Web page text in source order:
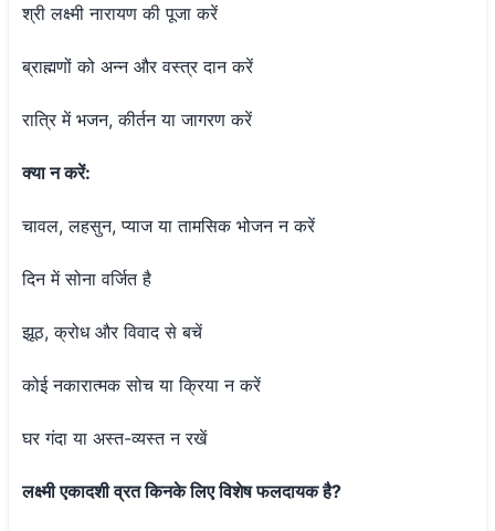
श्री लक्ष्मी नारायण की पूजा करें
ब्राह्मणों को अन्न और वस्त्र दान करें
रात्रि में भजन, कीर्तन या जागरण करें
क्या न करें:
चावल, लहसुन, प्याज या तामसिक भोजन न करें
दिन में सोना वर्जित है
झूठ, क्रोध और विवाद से बचें
कोई नकारात्मक सोच या क्रिया न करें
घर गंदा या अस्त-व्यस्त न रखें
लक्ष्मी एकादशी व्रत किनके लिए विशेष फलदायक है?